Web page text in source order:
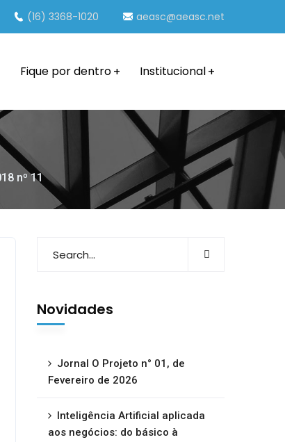
(16) 3368-1020 aeasc@aeasc.net
Fique por dentro Institucional
nº 11
Novidades
Jornal O Projeto n° 01, de
Fevereiro de 2026
Inteligência Artificial aplicada
aos negócios: do básico à